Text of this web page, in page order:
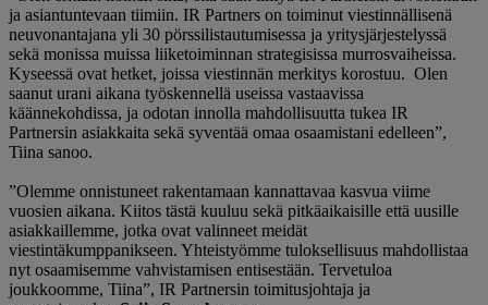
ja asiantuntevaan tiimiin. IR Partners on toiminut viestinnällisenä
neuvonantajana yli 30 pörssilistautumisessa ja yritysjärjestelyssä
sekä monissa muissa liiketoiminnan strategisissa murrosvaiheissa.
Kyseessä ovat hetket, joissa viestinnän merkitys korostuu. Olen
saanut urani aikana työskennellä useissa vastaavissa
käännekohdissa, ja odotan innolla mahdollisuutta tukea IR
Partnersin asiakkaita sekä syventää omaa osaamistani edelleen”,
Tiina sanoo.
”Olemme onnistuneet rakentamaan kannattavaa kasvua viime
vuosien aikana. Kiitos tästä kuuluu sekä pitkäaikaisille että uusille
asiakkaillemme, jotka ovat valinneet meidät
viestintäkumppanikseen. Yhteistyömme tuloksellisuus mahdollistaa
nyt osaamisemme vahvistamisen entisestään. Tervetuloa
joukkoomme, Tiina”, IR Partnersin toimitusjohtaja ja